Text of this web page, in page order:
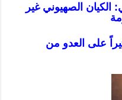
الكيان الصهيوني غير
على العدو من